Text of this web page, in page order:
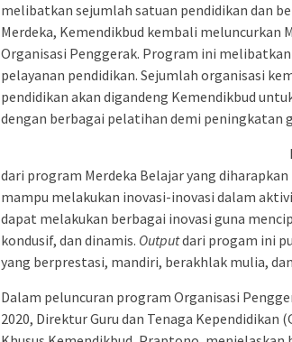
melibatkan sejumlah satuan pendidikan dan
Merdeka, Kemendikbud kembali meluncurkan
Organisasi Penggerak. Program ini
pelayanan pendidikan. Sejumlah organisasi
pendidikan akan digandeng Kemendikbud
dengan berbagai pelatihan demi peningkatan
dari program Merdeka Belajar yang
mampu melakukan inovasi-inovasi dalam
dapat melakukan berbagai inovasi guna
kondusif, dan dinamis. Outputdari progam ini
yang berprestasi, mandiri, berakhlak mulia,
Dalam peluncuran program Organisasi
2020, Direktur Guru dan Tenaga Kependidikan